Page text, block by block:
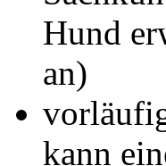
Hund
an)
kann